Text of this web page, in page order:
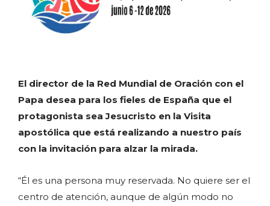
El director de la Red Mundial de Oración con el
Papa desea para los fieles de España que el
protagonista sea Jesucristo en la Visita
apostólica que está realizando a nuestro país
con la invitación para alzar la mirada.
“Él es una persona muy reservada. No quiere ser el
centro de atención, aunque de algún modo no